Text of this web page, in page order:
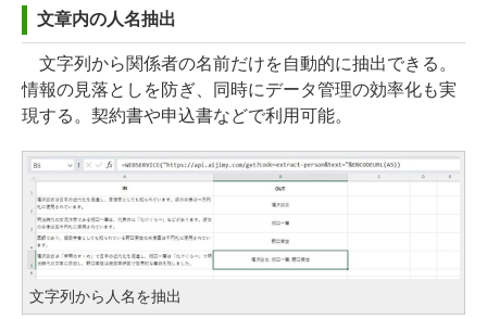
文章内の人名抽出
文字列から関係者の名前だけを自動的に抽出できる。
情報の見落としを防ぎ、同時にデータ管理の効率化も実
現する。契約書や申込書などで利用可能。
文字列から人名を抽出